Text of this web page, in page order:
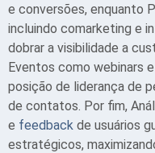
e conversões, enquanto
incluindo comarketing e
dobrar a visibilidade a
Eventos como webinars
posição de liderança de
de contatos. Por fim,
e feedback de usuários
estratégicos,